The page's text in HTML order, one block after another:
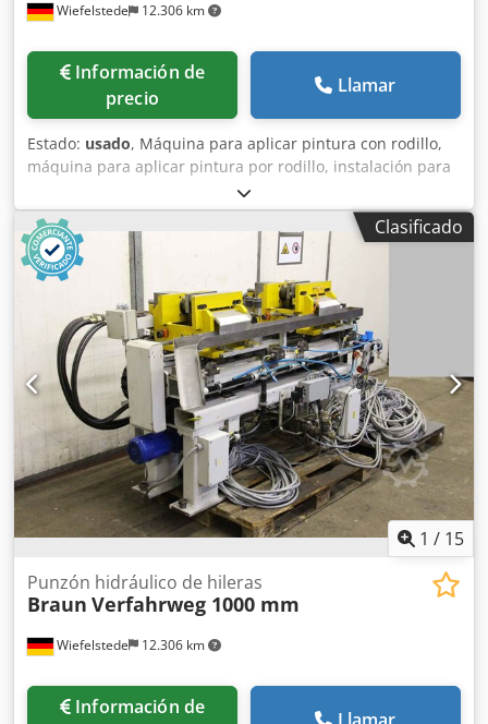
Wiefelstede 12.306 km
Información de
precio
Llamar
Estado: usado, Máquina para aplicar pintura con rodillo,
máquina para aplicar pintura por rodillo, instalación para
recubrimiento en polvo. Codpjgal Anefx Ag Eeha -
Instalación para recubrimiento en polvo: utilizada para la
fabricación de lamas/persianas. -Componentes
neumáticos: fabricante Festo. -Motorreductor: WEG, 0,25
kW. -Dimensiones: 3400/850/A1935 mm. -Peso: 746 kg.
Clasificado
1 / 15
Wiefelstede 12.306 km
Punzón hidráulico de hileras
Braun Verfahrweg 1000 mm
Información de